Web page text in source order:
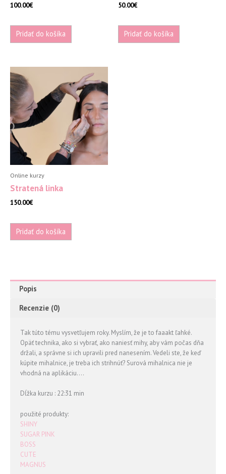
100.00€
Pridať do košíka
50.00€
Pridať do košíka
Online kurzy
Stratená linka
150.00€
Pridať do košíka
Popis
Recenzie (0)
Tak túto tému vysvetľujem roky. Myslím, že je to faaakt ľahké.
Opäť technika, ako si vybrať, ako naniesť mihy, aby vám počas dňa
držali, a správne si ich upravili pred nanesením. Vedeli ste, že keď
kúpite mihalnice, je treba ich strihnúť? Surová mihalnica nie je
vhodná na aplikáciu….
Dĺžka kurzu : 22:31 min
použité produkty:
SHINY
SUGAR PINK
BOSS
CUTE
MAGNUS